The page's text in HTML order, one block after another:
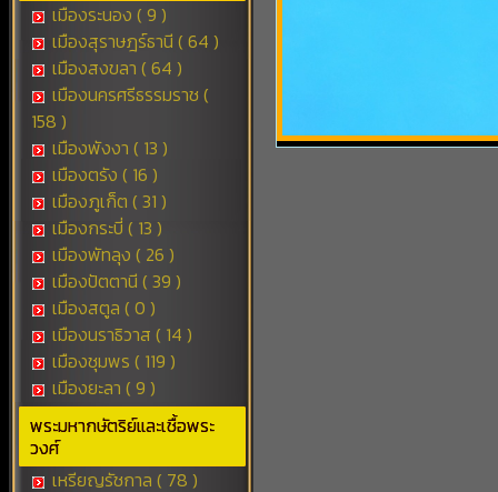
เมืองระนอง ( 9 )
เมืองสุราษฎร์ธานี ( 64 )
เมืองสงขลา ( 64 )
เมืองนครศรีธรรมราช (
158 )
เมืองพังงา ( 13 )
เมืองตรัง ( 16 )
เมืองภูเก็ต ( 31 )
เมืองกระบี่ ( 13 )
เมืองพัทลุง ( 26 )
เมืองปัตตานี ( 39 )
เมืองสตูล ( 0 )
เมืองนราธิวาส ( 14 )
เมืองชุมพร ( 119 )
เมืองยะลา ( 9 )
พระมหากษัตริย์และเชื้อพระ
วงศ์
เหรียญรัชกาล ( 78 )